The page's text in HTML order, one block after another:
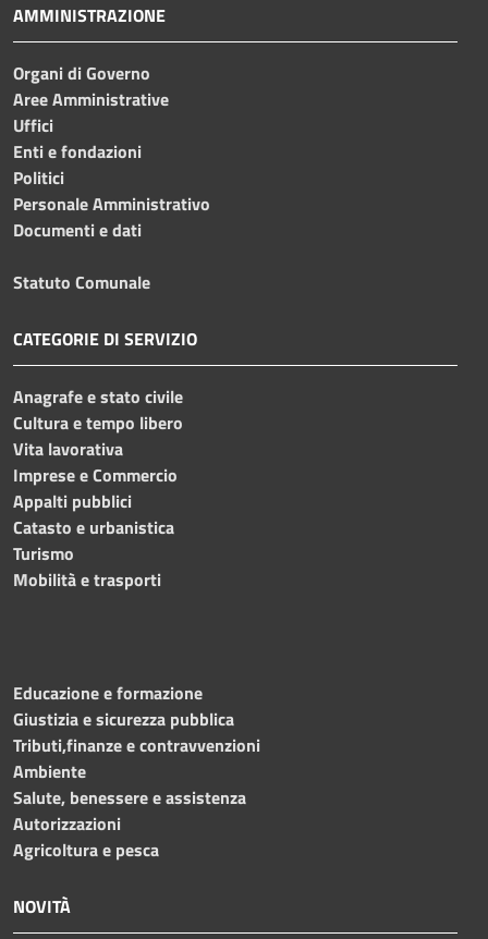
AMMINISTRAZIONE
Organi di Governo
Aree Amministrative
Uffici
Enti e fondazioni
Politici
Personale Amministrativo
Documenti e dati
Statuto Comunale
CATEGORIE DI SERVIZIO
Anagrafe e stato civile
Cultura e tempo libero
Vita lavorativa
Imprese e Commercio
Appalti pubblici
Catasto e urbanistica
Turismo
Mobilità e trasporti
Educazione e formazione
Giustizia e sicurezza pubblica
Tributi,finanze e contravvenzioni
Ambiente
Salute, benessere e assistenza
Autorizzazioni
Agricoltura e pesca
NOVITÀ